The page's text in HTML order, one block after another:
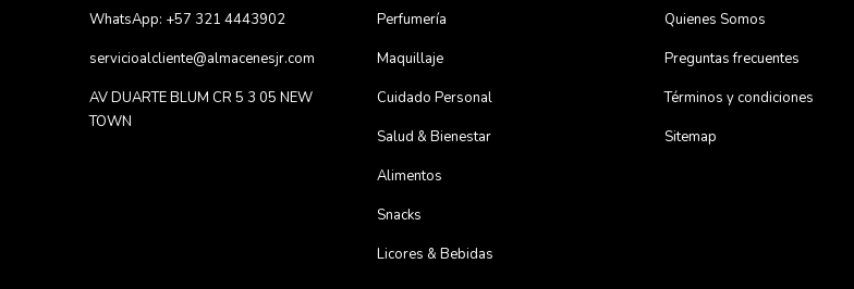
WhatsApp: +57 321 4443902
servicioalcliente@almacenesjr.com
AV DUARTE BLUM CR 5 3 05 NEW
TOWN
Perfumería
Maquillaje
Cuidado Personal
Salud & Bienestar
Alimentos
Snacks
Licores & Bebidas
Quienes Somos
Preguntas frecuentes
Términos y condiciones
Sitemap